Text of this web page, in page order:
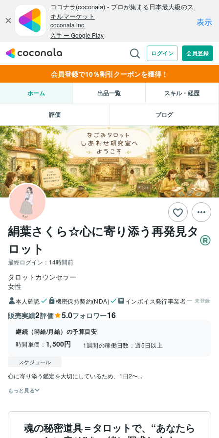
会員登録で10％割引クーポンを獲得！
ホーム 出品一覧 スキル・経歴
評価 ブログ
絹葉さくら☆心に寄り添う再発見タ
ロット
最終ログイン： 14時間前
タロットカウンセラー
女性
本人確認 機密保持契約(NDA) インボイス発行事業者 未登録
販売実績2評価 5.0フォロワー16
継続（時給/月給）の予算目安
時間単価： 1,500円 1週間の稼働日数：週5日以上
スケジュール
心に寄り添う鑑定を大切にしているため、1日2〜...
もっと見る
魂の秘密道具＝タロットで、“あなたら